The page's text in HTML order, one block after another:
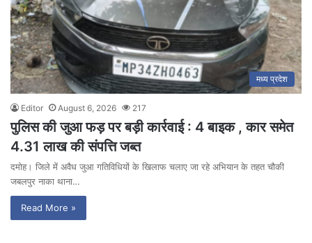
मध्य प्रदेश
Editor August 6, 2026 217
पुलिस की जुआ फड़ पर बड़ी कार्रवाई : 4 बाइक , कार समेत
4.31 लाख की संपत्ति जब्त
दमोह। जिले में अवैध जुआ गतिविधियों के खिलाफ चलाए जा रहे अभियान के तहत चौकी
जबलपुर नाका थाना…
Read More »